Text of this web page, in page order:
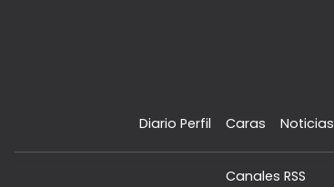
Diario Perfil Caras Noticias
Canales RSS